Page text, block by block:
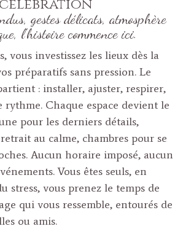
célébration
gestes délicats, atmosphère
l’histoire commence ici.
vous investissez les lieux dès la
préparatifs sans pression. Le
: installer, ajuster, respirer,
Chaque espace devient le
pour les derniers détails,
au calme, chambres pour se
Aucun horaire imposé, aucun
Vous êtes seuls, en
stress, vous prenez le temps de
qui vous ressemble, entourés de
ou amis.